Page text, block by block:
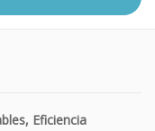
Eficiencia